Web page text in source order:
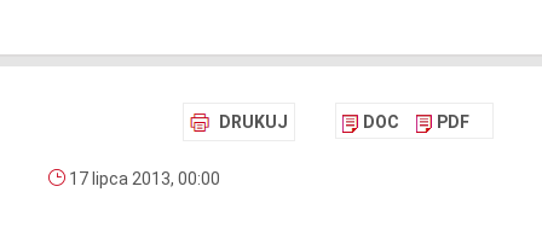
DRUKUJ DOC PDF
17 lipca 2013, 00:00